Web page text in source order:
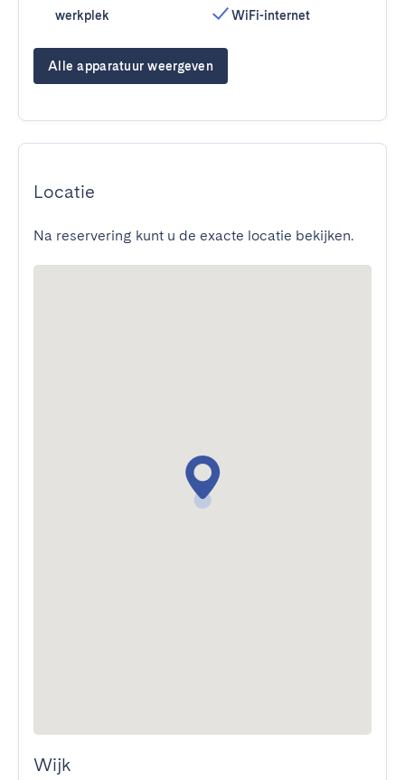
werkplek
WiFi-internet
Alle apparatuur weergeven
Locatie
Na reservering kunt u de exacte locatie bekijken.
Wijk